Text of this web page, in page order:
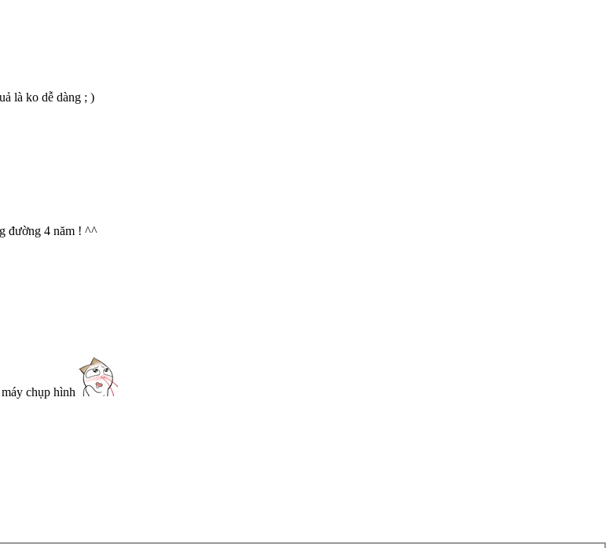
là ko dễ dàng ; )
đường 4 năm ! ^^
chụp hình